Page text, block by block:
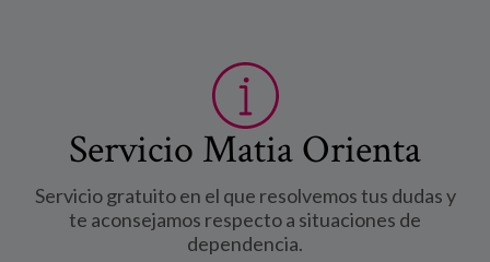
Servicio Matia Orienta
Servicio gratuito en el que resolvemos tus dudas y
te aconsejamos respecto a situaciones de
dependencia.